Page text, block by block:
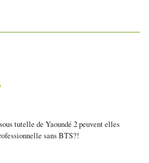
tutelle de Yaoundé 2 peuvent elles
sans BTS?!